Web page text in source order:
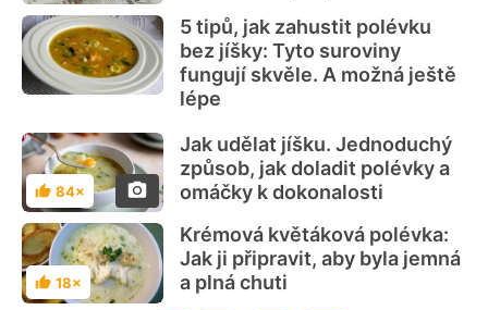
5 tipů, jak zahustit polévku
bez jíšky: Tyto suroviny
fungují skvěle. A možná ještě
lépe
Hodnocení
84×
Jak udělat jíšku. Jednoduchý
způsob, jak doladit polévky a
omáčky k dokonalosti
Hodnocení
18×
Krémová květáková polévka:
Jak ji připravit, aby byla jemná
a plná chuti